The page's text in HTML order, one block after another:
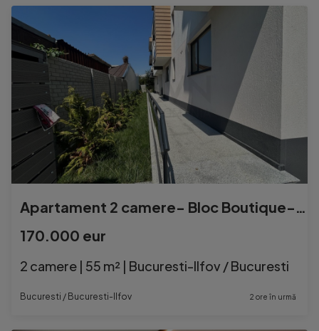
Apartament 2 camere- Bloc Boutique- DOMENII-1 MAI
170.000 eur
2 camere | 55 m² | Bucuresti-Ilfov / Bucuresti
Bucuresti / Bucuresti-Ilfov 2 ore în urmă